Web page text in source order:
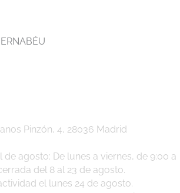
Pinzón, 4, 28036 Madrid
de agosto: De lunes a viernes, de 9:00 a
del 8 al 23 de agosto.
el lunes 24 de agosto.